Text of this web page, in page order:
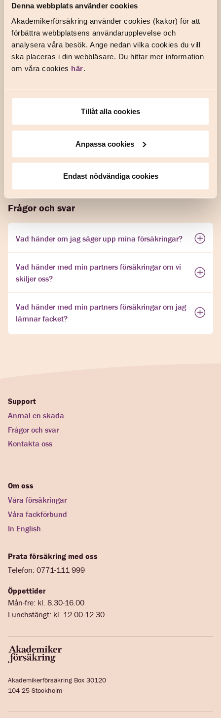
Denna webbplats använder cookies
Akademikerförsäkring använder cookies (kakor) för att
förbättra webbplatsens användarupplevelse och
analysera våra besök. Ange nedan vilka cookies du vill
ska placeras i din webbläsare. Du hittar mer information
om våra cookies här.
Tillåt alla cookies
Anpassa cookies
Endast nödvändiga cookies
avrådningsplikt. Målet är att du och din partner bara
ska betala för det ni behöver.
Vad finns det för krav för att få bjuda in min
partner?
Du behöver vara medlem i ett av våra anslutna
Frågor och svar
Vad händer om jag säger upp mina försäkringar?
Vad händer med min partners försäkringar om vi
skiljer oss?
Vad händer med min partners försäkringar om jag
lämnar facket?
Support
Anmäl en skada
Frågor och svar
Kontakta oss
Om oss
Våra försäkringar
Våra fackförbund
In English
Prata försäkring med oss
Telefon: 0771-111 999
Öppettider
Mån-fre: kl. 8.30-16.00
Lunchstängt: kl. 12.00-12.30
Akademikerförsäkring Box 30120
104 25 Stockholm